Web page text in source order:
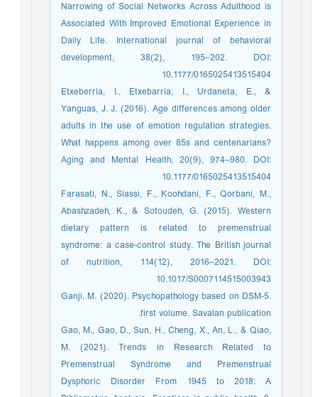
Narrowing of Social Networks Across Adulthood is
Associated With Improved Emotional Experience in
Daily Life. International journal of behavioral
development, 38(2), 195–202. DOI:
10.1177/0165025413515404
Etxeberria, I., Etxebarria, I., Urdaneta, E., &
Yanguas, J. J. (2016). Age differences among older
adults in the use of emotion regulation strategies.
What happens among over 85s and centenarians?
Aging and Mental Health, 20(9), 974–980. DOI:
10.1177/0165025413515404
Farasati, N., Siassi, F., Koohdani, F., Qorbani, M.,
Abashzadeh, K., & Sotoudeh, G. (2015). Western
dietary pattern is related to premenstrual
syndrome: a case-control study. The British journal
of nutrition, 114(12), 2016–2021. DOI:
10.1017/S0007114515003943
Ganji, M. (2020). Psychopathology based on DSM-5.
first volume. Savalan publication.
Gao, M., Gao, D., Sun, H., Cheng, X., An, L., & Qiao,
M. (2021). Trends in Research Related to
Premenstrual Syndrome and Premenstrual
Dysphoric Disorder From 1945 to 2018: A